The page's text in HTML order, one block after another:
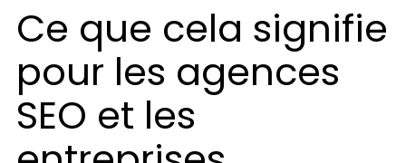
Ce que cela signifie
pour les agences
SEO et les